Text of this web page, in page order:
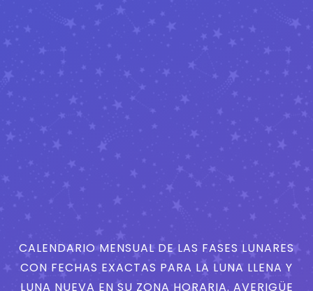
CALENDARIO MENSUAL DE LAS FASES LUNARES
CON FECHAS EXACTAS PARA LA LUNA LLENA Y
LUNA NUEVA EN SU ZONA HORARIA. AVERIGÜE